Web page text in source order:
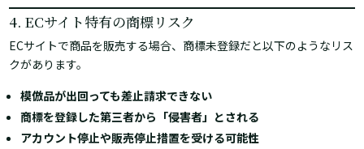
4. ECサイト特有の商標リスク
ECサイトで商品を販売する場合、商標未登録だと以下のようなリス
クがあります。
模倣品が出回っても差止請求できない
商標を登録した第三者から「侵害者」とされる
アカウント停止や販売停止措置を受ける可能性